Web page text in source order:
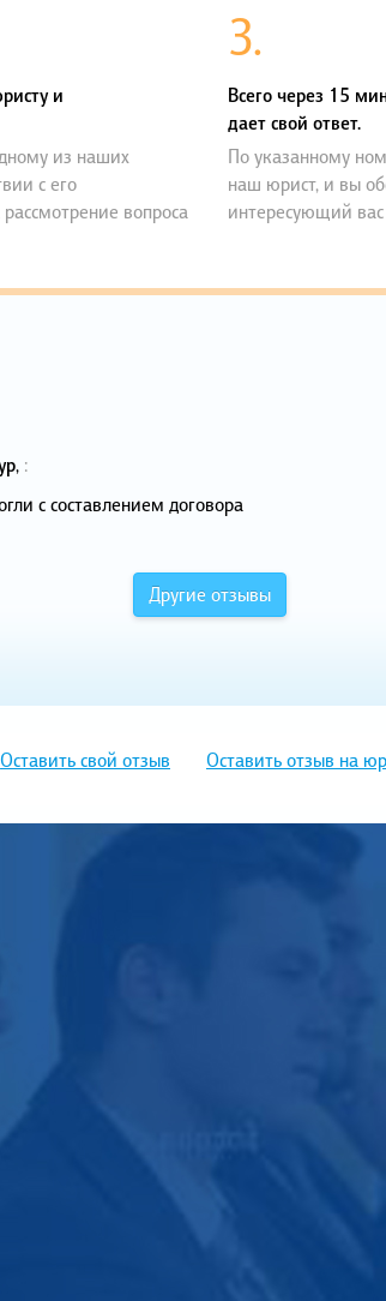
и
из наших
с его
вопроса
3.
Всего через 15
дает свой ответ.
По указанному
наш юрист, и вы
интересующий вас
, :
с составлением договора
Другие отзывы
Оставить свой отзыв Оставить отзыв на